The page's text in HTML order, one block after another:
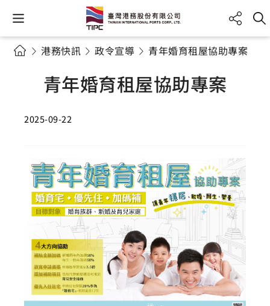
港務快訊 政令宣導 青年婚育租屋協助專案
青年婚育租屋協助專案
2025-09-22